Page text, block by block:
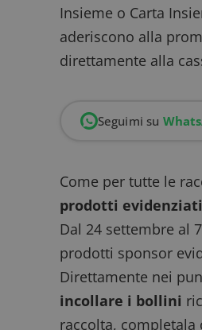
Insieme o Carta
aderiscono alla
direttamente alla
Seguimi su
Come per tutte le
prodotti
Dal 24 settembre al
prodotti sponsor
Direttamente nei
incollare i bollini
raccolta,